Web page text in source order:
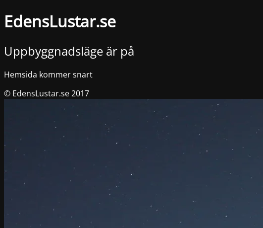
EdensLustar.se
Uppbyggnadsläge är på
Hemsida kommer snart
© EdensLustar.se 2017